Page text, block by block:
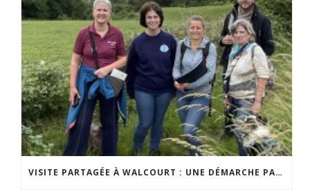
VISITE PARTAGÉE À WALCOURT : UNE DÉMARCHE PARTICIPATIVE ANIMÉE PAR ESPACE ENVIRONNEMENT